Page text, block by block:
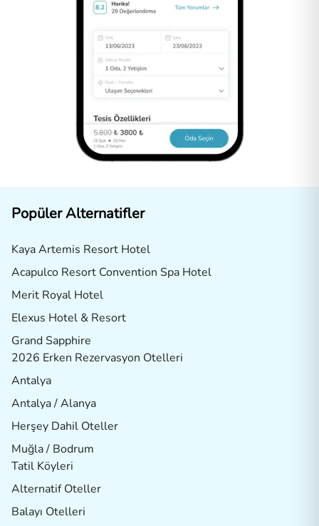
Popüler Alternatifler
Kaya Artemis Resort Hotel
Acapulco Resort Convention Spa Hotel
Merit Royal Hotel
Elexus Hotel & Resort
Grand Sapphire
2026 Erken Rezervasyon Otelleri
Antalya
Antalya / Alanya
Herşey Dahil Oteller
Muğla / Bodrum
Tatil Köyleri
Alternatif Oteller
Balayı Otelleri